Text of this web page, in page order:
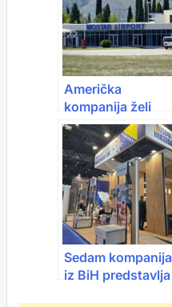
Američka
kompanija želi
upravljati
Mostarskim
aerodromom
Sedam kompanija
iz BiH predstavlja